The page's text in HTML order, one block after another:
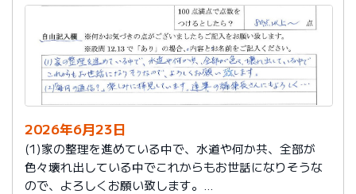
2026年6月23日
(1)家の整理を進めている中で、水道や何か共、全部が
色々壊れ出している中でこれからもお世話になりそうな
ので、よろしくお願い致します。